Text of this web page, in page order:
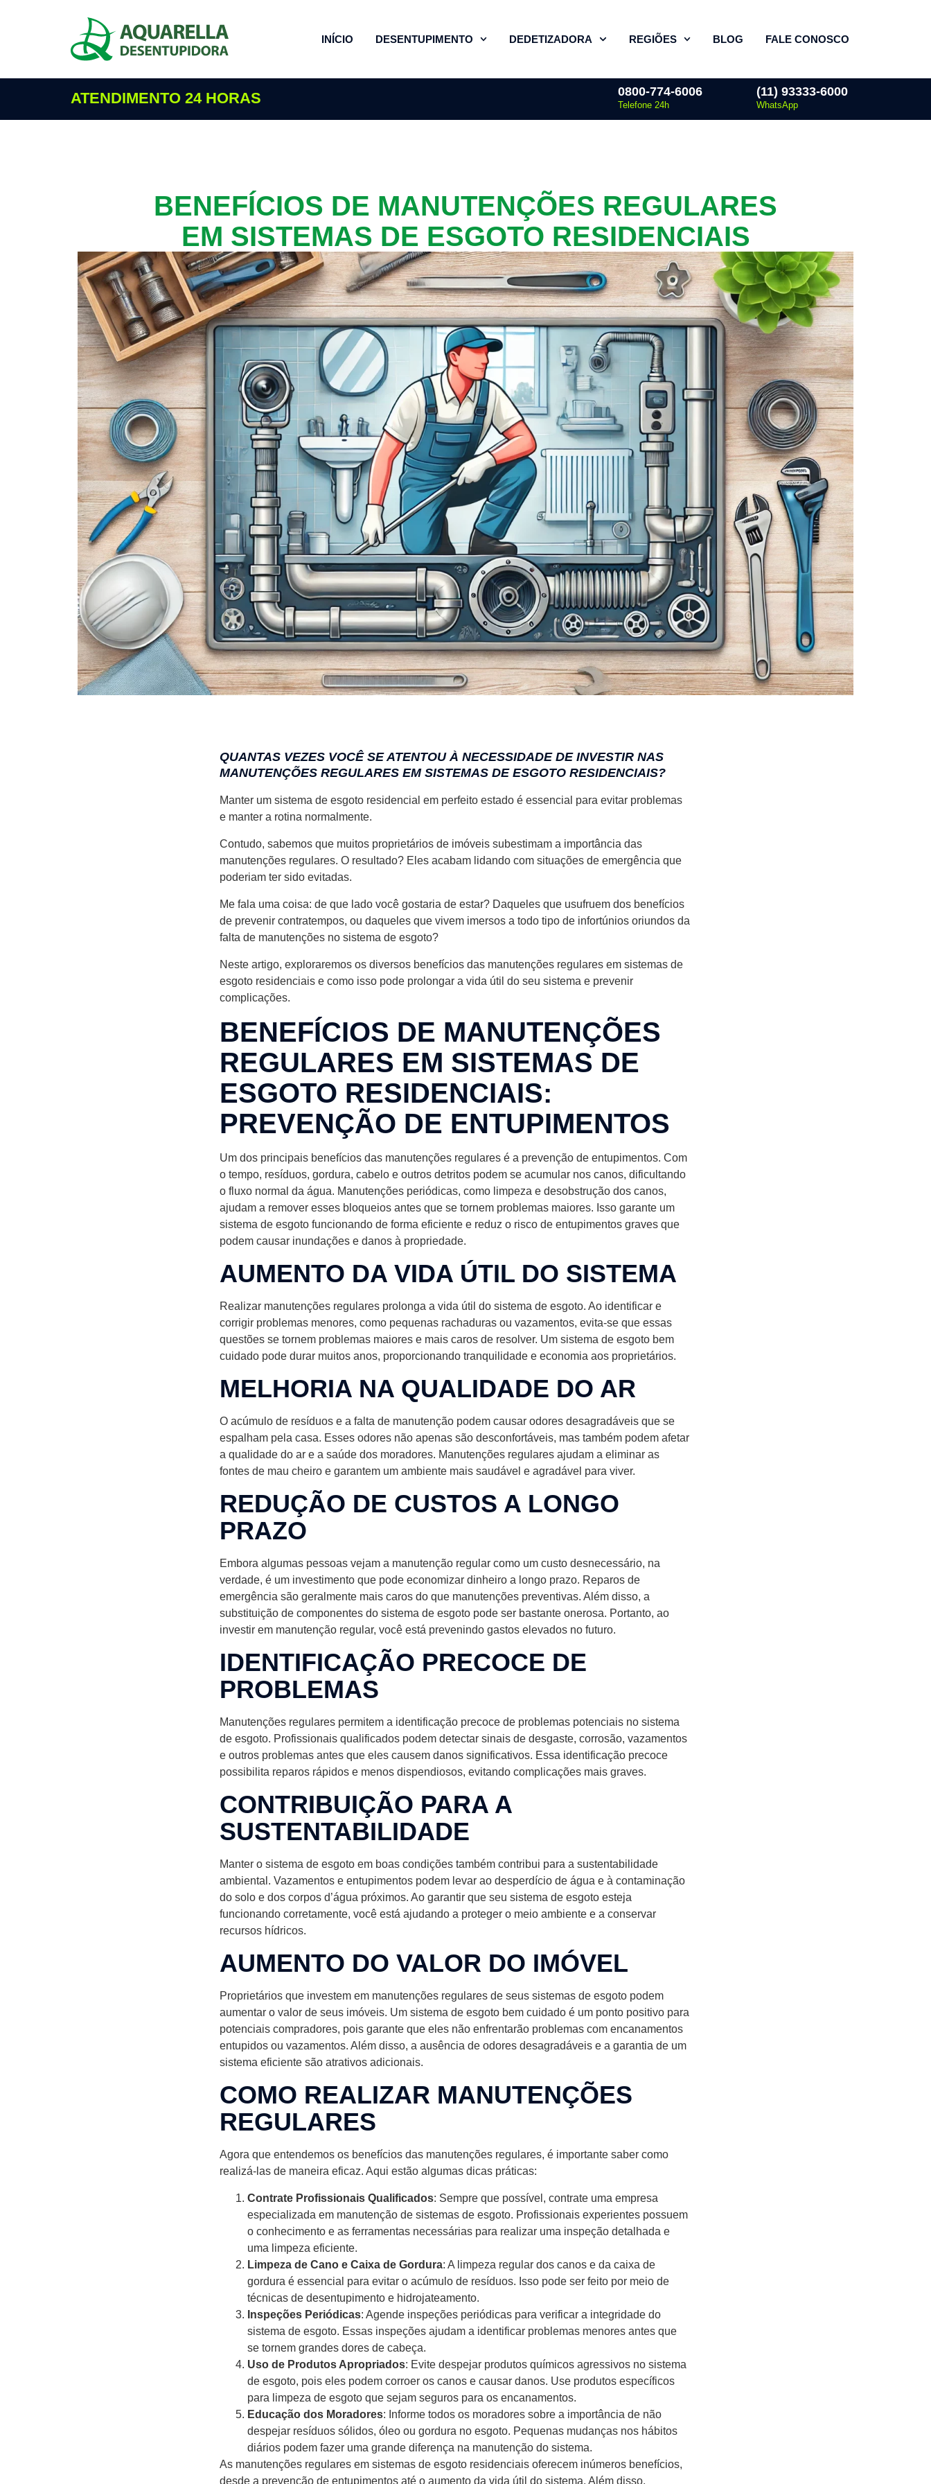
INÍCIO DESENTUPIMENTO DEDETIZADORA REGIÕES BLOG FALE CONOSCO
ATENDIMENTO 24 HORAS 0800-774-6006
Telefone 24h
(11) 93333-6000
WhatsApp
BENEFÍCIOS DE MANUTENÇÕES REGULARES
EM SISTEMAS DE ESGOTO RESIDENCIAIS
QUANTAS VEZES VOCÊ SE ATENTOU À NECESSIDADE DE INVESTIR NAS
MANUTENÇÕES REGULARES EM SISTEMAS DE ESGOTO RESIDENCIAIS?
Manter um sistema de esgoto residencial em perfeito estado é essencial para evitar problemas
e manter a rotina normalmente.
Contudo, sabemos que muitos proprietários de imóveis subestimam a importância das
manutenções regulares. O resultado? Eles acabam lidando com situações de emergência que
poderiam ter sido evitadas.
Me fala uma coisa: de que lado você gostaria de estar? Daqueles que usufruem dos benefícios
de prevenir contratempos, ou daqueles que vivem imersos a todo tipo de infortúnios oriundos da
falta de manutenções no sistema de esgoto?
Neste artigo, exploraremos os diversos benefícios das manutenções regulares em sistemas de
esgoto residenciais e como isso pode prolongar a vida útil do seu sistema e prevenir
complicações.
BENEFÍCIOS DE MANUTENÇÕES
REGULARES EM SISTEMAS DE
ESGOTO RESIDENCIAIS:
PREVENÇÃO DE ENTUPIMENTOS
Um dos principais benefícios das manutenções regulares é a prevenção de entupimentos. Com
o tempo, resíduos, gordura, cabelo e outros detritos podem se acumular nos canos, dificultando
o fluxo normal da água. Manutenções periódicas, como limpeza e desobstrução dos canos,
ajudam a remover esses bloqueios antes que se tornem problemas maiores. Isso garante um
sistema de esgoto funcionando de forma eficiente e reduz o risco de entupimentos graves que
podem causar inundações e danos à propriedade.
AUMENTO DA VIDA ÚTIL DO SISTEMA
Realizar manutenções regulares prolonga a vida útil do sistema de esgoto. Ao identificar e
corrigir problemas menores, como pequenas rachaduras ou vazamentos, evita-se que essas
questões se tornem problemas maiores e mais caros de resolver. Um sistema de esgoto bem
cuidado pode durar muitos anos, proporcionando tranquilidade e economia aos proprietários.
MELHORIA NA QUALIDADE DO AR
O acúmulo de resíduos e a falta de manutenção podem causar odores desagradáveis que se
espalham pela casa. Esses odores não apenas são desconfortáveis, mas também podem afetar
a qualidade do ar e a saúde dos moradores. Manutenções regulares ajudam a eliminar as
fontes de mau cheiro e garantem um ambiente mais saudável e agradável para viver.
REDUÇÃO DE CUSTOS A LONGO
PRAZO
Embora algumas pessoas vejam a manutenção regular como um custo desnecessário, na
verdade, é um investimento que pode economizar dinheiro a longo prazo. Reparos de
emergência são geralmente mais caros do que manutenções preventivas. Além disso, a
substituição de componentes do sistema de esgoto pode ser bastante onerosa. Portanto, ao
investir em manutenção regular, você está prevenindo gastos elevados no futuro.
IDENTIFICAÇÃO PRECOCE DE
PROBLEMAS
Manutenções regulares permitem a identificação precoce de problemas potenciais no sistema
de esgoto. Profissionais qualificados podem detectar sinais de desgaste, corrosão, vazamentos
e outros problemas antes que eles causem danos significativos. Essa identificação precoce
possibilita reparos rápidos e menos dispendiosos, evitando complicações mais graves.
CONTRIBUIÇÃO PARA A
SUSTENTABILIDADE
Manter o sistema de esgoto em boas condições também contribui para a sustentabilidade
ambiental. Vazamentos e entupimentos podem levar ao desperdício de água e à contaminação
do solo e dos corpos d’água próximos. Ao garantir que seu sistema de esgoto esteja
funcionando corretamente, você está ajudando a proteger o meio ambiente e a conservar
recursos hídricos.
AUMENTO DO VALOR DO IMÓVEL
Proprietários que investem em manutenções regulares de seus sistemas de esgoto podem
aumentar o valor de seus imóveis. Um sistema de esgoto bem cuidado é um ponto positivo para
potenciais compradores, pois garante que eles não enfrentarão problemas com encanamentos
entupidos ou vazamentos. Além disso, a ausência de odores desagradáveis e a garantia de um
sistema eficiente são atrativos adicionais.
COMO REALIZAR MANUTENÇÕES
REGULARES
Agora que entendemos os benefícios das manutenções regulares, é importante saber como
realizá-las de maneira eficaz. Aqui estão algumas dicas práticas:
Contrate Profissionais Qualificados: Sempre que possível, contrate uma empresa
especializada em manutenção de sistemas de esgoto. Profissionais experientes possuem
o conhecimento e as ferramentas necessárias para realizar uma inspeção detalhada e
uma limpeza eficiente.
Limpeza de Cano e Caixa de Gordura: A limpeza regular dos canos e da caixa de
gordura é essencial para evitar o acúmulo de resíduos. Isso pode ser feito por meio de
técnicas de desentupimento e hidrojateamento.
Inspeções Periódicas: Agende inspeções periódicas para verificar a integridade do
sistema de esgoto. Essas inspeções ajudam a identificar problemas menores antes que
se tornem grandes dores de cabeça.
Uso de Produtos Apropriados: Evite despejar produtos químicos agressivos no sistema
de esgoto, pois eles podem corroer os canos e causar danos. Use produtos específicos
para limpeza de esgoto que sejam seguros para os encanamentos.
Educação dos Moradores: Informe todos os moradores sobre a importância de não
despejar resíduos sólidos, óleo ou gordura no esgoto. Pequenas mudanças nos hábitos
diários podem fazer uma grande diferença na manutenção do sistema.
As manutenções regulares em sistemas de esgoto residenciais oferecem inúmeros benefícios,
desde a prevenção de entupimentos até o aumento da vida útil do sistema. Além disso,